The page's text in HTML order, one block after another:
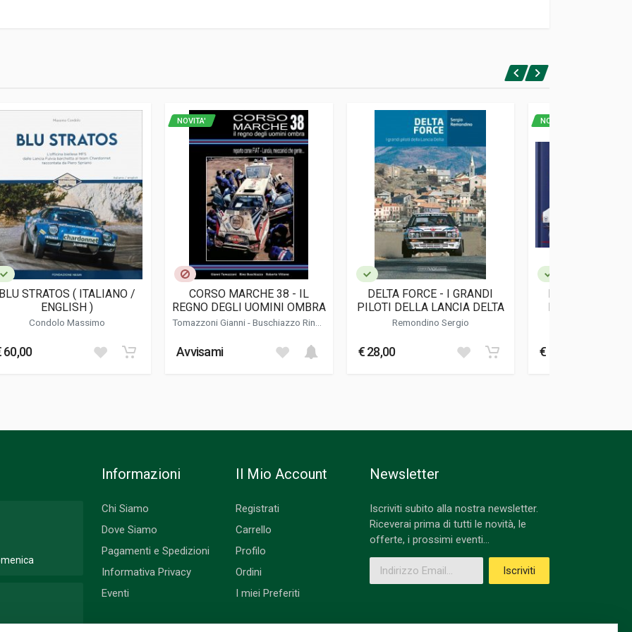
BLU STRATOS ( ITALIANO /
ENGLISH )
Condolo Massimo
60,00
NOVITA'
CORSO MARCHE 38 - IL
REGNO DEGLI UOMINI OMBRA
Tomazzoni Gianni-Buschiazzo Rino
Avvisami
DELTA FORCE - I GRANDI
PILOTI DELLA LANCIA DELTA
Remondino Sergio
€ 28,00
NOVITA'
LANCIA DELTA
BACKSTAGE -
€ 65,00
Informazioni
Chi Siamo
Dove Siamo
Pagamenti e Spedizioni
Informativa Privacy
Eventi
Il Mio Account
Registrati
Carrello
Profilo
Ordini
I miei Preferiti
Newsletter
Iscriviti subito alla nostra newsletter.
Riceverai prima di tutti le novità, le
offerte, i prossimi eventi...
Indirizzo Email
Iscriviti